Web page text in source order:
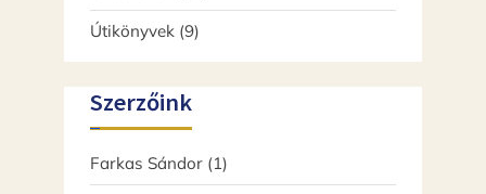
termék
Útikönyvek 99
termék
Szerzőink
Farkas Sándor (1)